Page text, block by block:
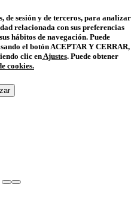
de sesión y de terceros, para analizar
relacionada con sus preferencias
hábitos de navegación. Puede
el botón ACEPTAR Y CERRAR,
clic enAjustes. Puede obtener
cookies.